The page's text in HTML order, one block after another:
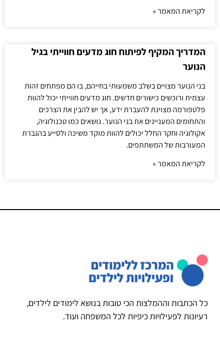
לקריאת המאמר »
המדריך המקיף לפיתוח חוג מדעים חווייתי בגיל
הנוער
בני הנוער מצויים בשלב משמעותי בחייהם, בו הם מפתחים זהות
עצמית ורוכשים כישורים חדשים. חוג מדעים חווייתי יכול להוות
פלטפורמה מצוינת להעברת ידע, אך יש להבין את הצרכים
והתחומים המעניינים את בני הנוער. נושאים כמו טכנולוגיה,
אקולוגיה וחקר החלל יכולים להוות מוקד משיכה ולסייע בהגברת
המעורבות של המשתתפים.
לקריאת המאמר »
כל הכתבות וההמלצות הכי טובות בנושא לימודים לילדים,
רעיונות לפעילויות כיפיות לכל המשפחה ועוד.